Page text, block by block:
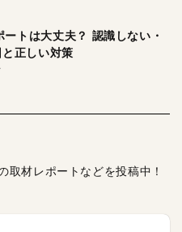
トは大丈夫？ 認識しない・
正しい対策
取材レポートなどを投稿中！